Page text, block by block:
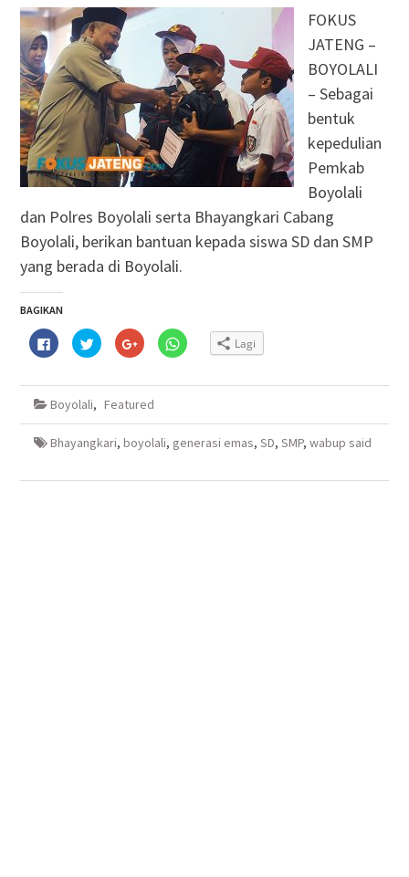
FOKUS
JATENG –
BOYOLALI
– Sebagai
bentuk
kepedulian
Pemkab
Boyolali
dan Polres Boyolali serta Bhayangkari Cabang
Boyolali, berikan bantuan kepada siswa SD dan SMP
yang berada di Boyolali.
BAGIKAN
Klik
untuk
membagikan
Facebook(Membuka
jendela
yang
baru)
Klik
untuk
berbagi
Twitter(Membuka
jendela
baru)
Klik
untuk
berbagi
Google+
di
yang
baru)
Klik
untuk
WhatsApp(Membuka
baru)
Lagi
Boyolali, Featured
Bhayangkari, boyolali, generasi emas, SD, SMP, wabup said